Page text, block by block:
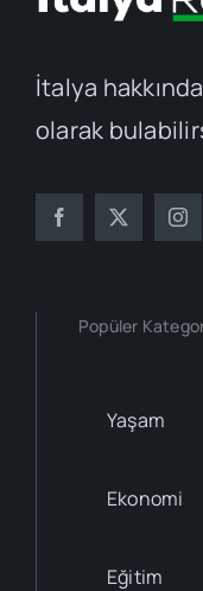
İtalya
olarak
Popüler
Yaşam
Ekonomi
Eğitim